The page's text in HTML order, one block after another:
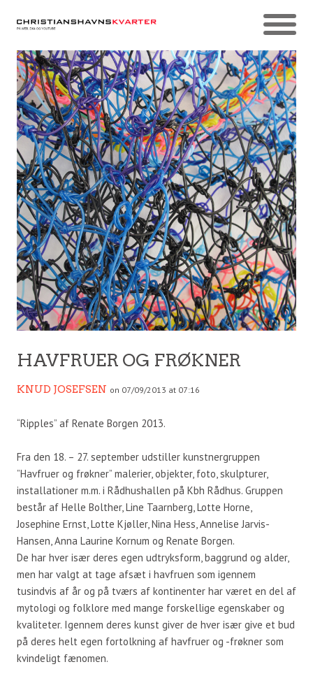
HAVFRUER OG FRØKNER
KNUD JOSEFSEN on 07/09/2013 at 07:16
“Ripples” af Renate Borgen 2013.
Fra den 18. – 27. september udstiller kunstnergruppen
”Havfruer og frøkner” malerier, objekter, foto, skulpturer,
installationer m.m. i Rådhushallen på Kbh Rådhus. Gruppen
består af Helle Bolther, Line Taarnberg, Lotte Horne,
Josephine Ernst, Lotte Kjøller, Nina Hess, Annelise Jarvis-
Hansen, Anna Laurine Kornum og Renate Borgen.
De har hver især deres egen udtryksform, baggrund og alder,
men har valgt at tage afsæt i havfruen som igennem
tusindvis af år og på tværs af kontinenter har været en del af
mytologi og folklore med mange forskellige egenskaber og
kvaliteter. Igennem deres kunst giver de hver især give et bud
på deres helt egen fortolkning af havfruer og -frøkner som
kvindeligt fænomen.